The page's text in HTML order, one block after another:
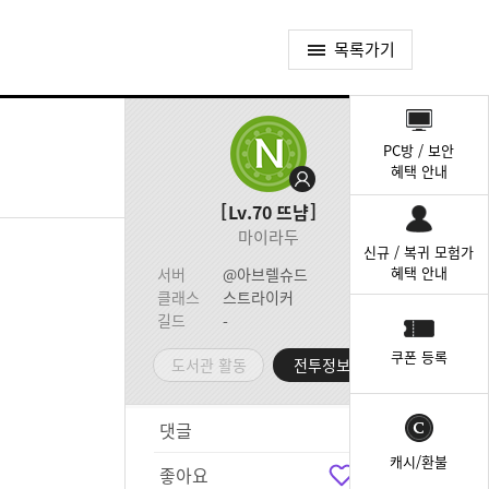
목록가기
Lv.70뜨냠
마이라두
서버
@아브렐슈드
클래스
스트라이커
길드
-
도서관 활동 전투정보실
댓글
좋아요
PC방 / 보안
혜택 안내
신규 / 복귀 모험가
혜택 안내
쿠폰 등록
캐시/환불